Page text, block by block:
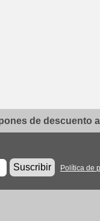
de descuento
Suscribir
Política de